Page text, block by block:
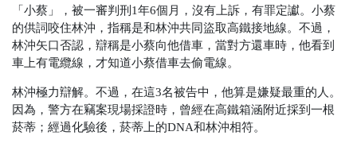
「小蔡」，被一審判刑1年6個月，沒有上訴，有罪定讞。小蔡
的供詞咬住林沖，指稱是和林沖共同盜取高鐵接地線。不過，
林沖矢口否認，辯稱是小蔡向他借車，當對方還車時，他看到
車上有電纜線，才知道小蔡借車去偷電線。
林沖極力辯解。不過，在這3名被告中，他算是嫌疑最重的人。
因為，警方在竊案現場採證時，曾經在高鐵箱涵附近採到一根
菸蒂；經過化驗後，菸蒂上的DNA和林沖相符。